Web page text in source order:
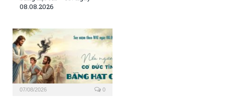
08.08.2026
07/08/2026 0